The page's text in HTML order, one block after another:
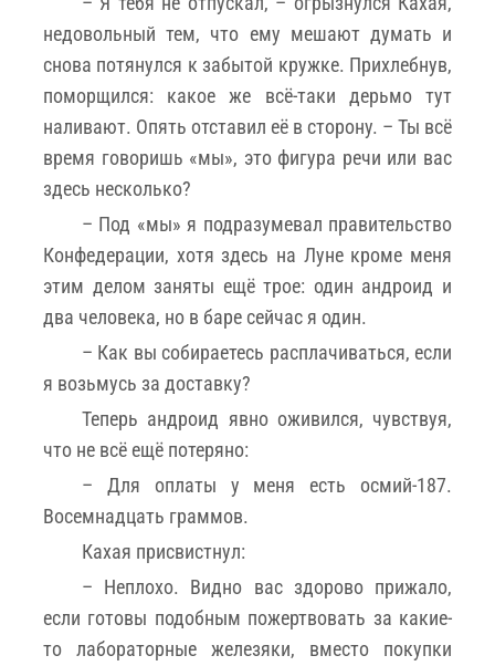
недовольный тем, что ему мешают думать и
снова потянулся к забытой кружке. Прихлебнув,
поморщился: какое же всё-таки дерьмо тут
наливают. Опять отставил её в сторону. – Ты всё
время говоришь «мы», это фигура речи или вас
здесь несколько?
– Под «мы» я подразумевал правительство
Конфедерации, хотя здесь на Луне кроме меня
этим делом заняты ещё трое: один андроид и
два человека, но в баре сейчас я один.
– Как вы собираетесь расплачиваться, если
я возьмусь за доставку?
Теперь андроид явно оживился, чувствуя,
что не всё ещё потеряно:
– Для оплаты у меня есть осмий-187.
Восемнадцать граммов.
Кахая присвистнул:
– Неплохо. Видно вас здорово прижало,
если готовы подобным пожертвовать за какие-
то лабораторные железяки, вместо покупки